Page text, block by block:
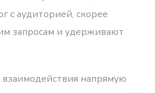
с аудиторией, скорее
запросам и удерживают
напрямую